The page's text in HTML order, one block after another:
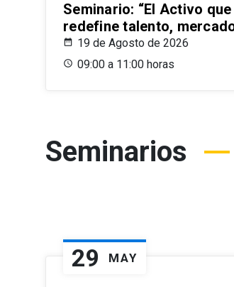
Seminario: “El Activo
redefine talento,
19 de Agosto de 2026
09:00 a 11:00 horas
Seminarios
29 MAY